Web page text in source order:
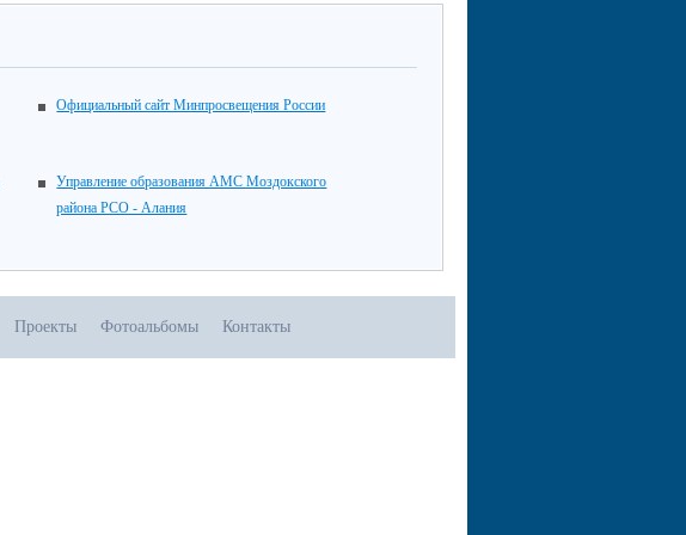
Официальный сайт Минпросвещения России
Управление образования АМС Моздокского
района РСО - Алания
Проекты Фотоальбомы Контакты